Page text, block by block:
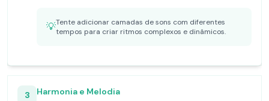
💡Tente adicionar camadas de sons com diferentes
tempos para criar ritmos complexos e dinâmicos.
3
Harmonia e Melodia